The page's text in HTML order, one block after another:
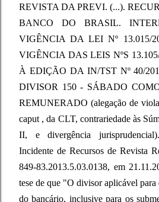
REVISTA DA PREVI. (...).
BANCO DO BRASIL.
VIGÊNCIA DA LEI Nº 13.015/
VIGÊNCIA DAS LEIS NºS
À EDIÇÃO DA IN/TST Nº 40/
DIVISOR 150 - SÁBADO
REMUNERADO (alegação de
caput , da CLT, contrariedade às
II, e divergência
Incidente de Recursos de Revista
849-83.2013.5.03.0138, em
tese de que "O divisor aplicável para
do bancário, inclusive para os